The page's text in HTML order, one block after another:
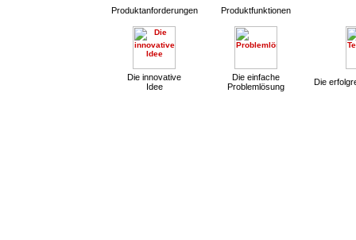
Produktanforderungen Produktfunktionen
Die innovative
Idee
Die einfache
Problemlösung
Die